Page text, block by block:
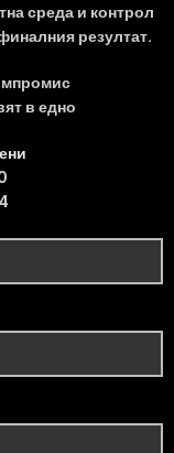
среда и контрол
резултат.
в едно